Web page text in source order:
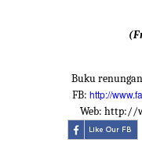
Buku
FB: http://
Web: http://